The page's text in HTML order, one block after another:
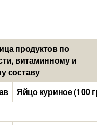
продуктов по
витаминному и
составу
Яйцо куриное (100